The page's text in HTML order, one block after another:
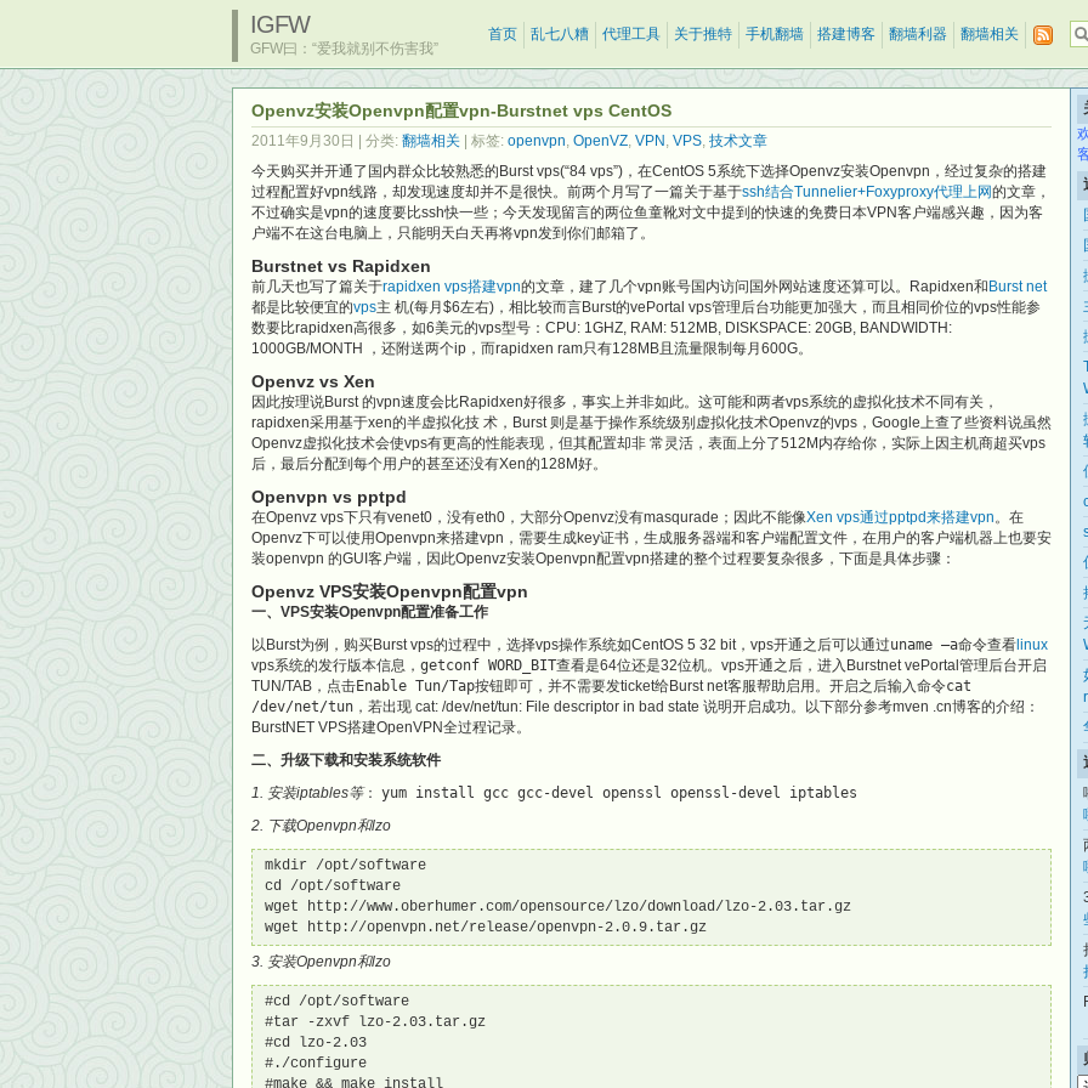
IGFW
GFW曰：“爱我就别不伤害我”
首页 乱七八糟 代理工具 关于推特 手机翻墙 搭建博客 翻墙利器 翻墙相关
Openvz安装Openvpn配置vpn-Burstnet vps CentOS
2011年9月30日 | 分类: 翻墙相关 | 标签: openvpn, OpenVZ, VPN , VPS, 技术文章
今天购买并开通了国内群众比较熟悉的Burst vps(“84 vps”)，在CentOS 5系统下选择Openvz安装Openvpn，经过复杂的搭建
过程配置好vpn线路，却发现速度却并不是很快。前两个月写了一篇关于基于ssh结合Tunnelier+Foxyproxy代理上网的文章，
不过确实是vpn的速度要比ssh快一些；今天发现留言的两位鱼童靴对文中提到的快速的免费日本VPN客户端感兴趣，因为客
户端不在这台电脑上，只能明天白天再将vpn发到你们邮箱了。
Burstnet vs Rapidxen
前几天也写了篇关于rapidxen vps搭建vpn的文章，建了几个vpn账号国内访问国外网站速度还算可以。Rapidxen和 Burst net
都是比较便宜的vps主 机(每月$6左右)，相比较而言Burst的vePortal vps管理后台功能更加强大，而且相同价位的vps性能参
数要比rapidxen高很多，如6美元的vps型号：CPU: 1GHZ, RAM: 512MB, DISKSPACE: 20GB, BANDWIDTH:
1000GB/MONTH ，还附送两个ip，而rapidxen ram只有128MB且流量限制每月600G。
Openvz vs Xen
因此按理说Burst 的vpn速度会比Rapidxen好很多，事实上并非如此。这可能和两者vps系统的虚拟化技术不同有关，
rapidxen采用基于xen的半虚拟化技 术，Burst 则是基于操作系统级别虚拟化技术Openvz的vps，Google上查了些资料说虽然
Openvz虚拟化技术会使vps有更高的性能表现，但其配置却非 常灵活，表面上分了512M内存给你，实际上因主机商超买vps
后，最后分配到每个用户的甚至还没有Xen的128M好。
Openvpn vs pptpd
在Openvz vps下只有venet0，没有eth0，大部分Openvz没有masqurade；因此不能像Xen vps通过pptpd来搭建vpn。在
Openvz下可以使用Openvpn来搭建vpn，需要生成key证书，生成服务器端和客户端配置文件，在用户的客户端机器上也要安
装openvpn 的GUI客户端，因此Openvz安装Openvpn配置vpn搭建的整个过程要复杂很多，下面是具体步骤：
Openvz VPS安装Openvpn配置vpn
一、VPS安装Openvpn配置准备工作
以Burst为例，购买Burst vps的过程中，选择vps操作系统如CentOS 5 32 bit，vps开通之后可以通过uname –a命令查看 linux
vps系统的发行版本信息， getconf WORD_BIT查看是64位还是32位机。vps开通之后，进入Burstnet vePortal管理后台开启
TUN/TAB，点击Enable Tun/Tap按钮即可，并不需要发ticket给Burst net客服帮助启用。开启之后输入命令cat
/dev/net/tun ，若出现 cat: /dev/net/tun: File descriptor in bad state 说明开启成功。以下部分参考mven .cn博客的介绍：
BurstNET VPS搭建OpenVPN全过程记录。
二、升级下载和安装系统软件
1. 安装iptables等： yum install gcc gcc-devel openssl openssl-devel iptables
2. 下载Openvpn和lzo
mkdir /opt/software
cd /opt/software
wget http://www.oberhumer.com/opensource/lzo/download/lzo-2.03.tar.gz
wget http://openvpn.net/release/openvpn-2.0.9.tar.gz
3. 安装Openvpn和lzo
#cd /opt/software
#tar -zxvf lzo-2.03.tar.gz
#cd lzo-2.03
#./configure
#make && make install